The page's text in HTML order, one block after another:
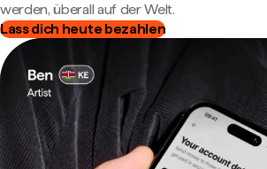
werden, überall auf der Welt.
Lass dich heute bezahlen